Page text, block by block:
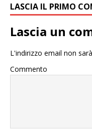
LASCIA IL PRIMO
Lascia un
L'indirizzo email non
Commento